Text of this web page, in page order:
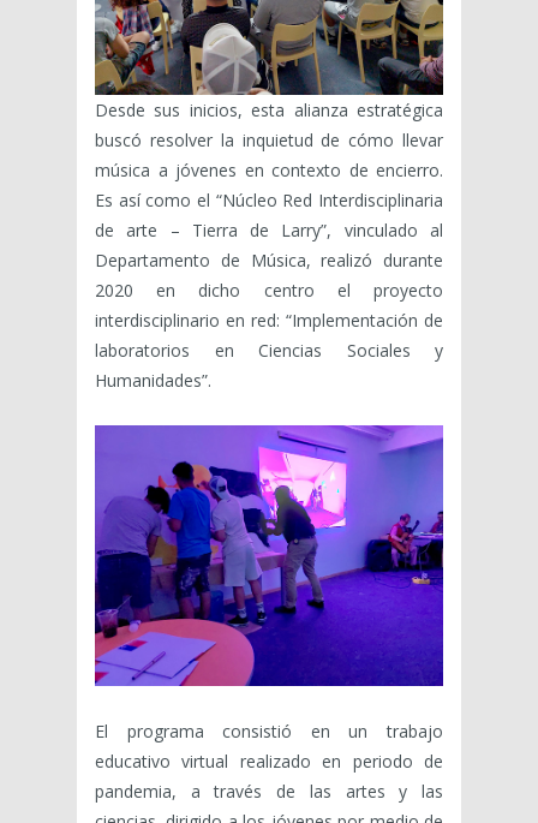
Desde sus inicios, esta alianza estratégica
buscó resolver la inquietud de cómo llevar
música a jóvenes en contexto de encierro.
Es así como el “Núcleo Red Interdisciplinaria
de arte – Tierra de Larry”, vinculado al
Departamento de Música, realizó durante
2020 en dicho centro el proyecto
interdisciplinario en red: “Implementación de
laboratorios en Ciencias Sociales y
Humanidades”.
El programa consistió en un trabajo
educativo virtual realizado en periodo de
pandemia, a través de las artes y las